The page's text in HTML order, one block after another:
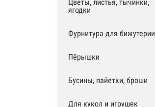
Цветы, листья, тычинки,
ягодки
Фурнитура для бижутерии
Пёрышки
Бусины, пайетки, броши
Для кукол и игрушек